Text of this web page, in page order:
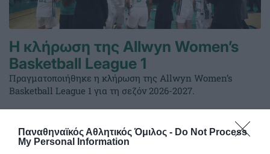
Παναθηναϊκός Αθλητικός Όμιλος - Do Not Process
My Personal Information
Η κλήρωση της Allwyn Women’s
Basketball League 1
Πραγματοποιήθηκε η κλήρωση της Allwyn Women’s
Basketball League 1 για τη σεζόν 2026-2027.
ΜΠΑΣΚΕΤ ΓΥΝΑΙΚΩΝ